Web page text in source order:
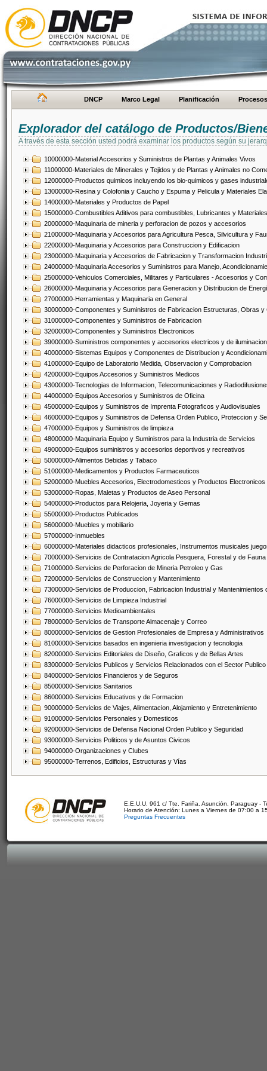
DNCP Marco Legal Planificación Procesos
Explorador del catálogo de Productos/
A través de esta sección usted podrá examinar los productos según su
10000000-Material Accesorios y Suministros de Plantas y Animales Vivos
11000000-Materiales de Minerales y Tejidos y de Plantas y Animales no
12000000-Productos quimicos incluyendo los bio-quimicos y gases
13000000-Resina y Colofonia y Caucho y Espuma y Pelicula y Materiales
14000000-Materiales y Productos de Papel
15000000-Combustibles Aditivos para combustibles, Lubricantes y
20000000-Maquinaria de mineria y perforacion de pozos y accesorios
21000000-Maquinaria y Accesorios para Agricultura Pesca, Silvicultura y
22000000-Maquinaria y Accesorios para Construccion y Edificacion
23000000-Maquinaria y Accesorios de Fabricacion y Transformacion
24000000-Maquinaria Accesorios y Suministros para Manejo,
25000000-Vehiculos Comerciales, Militares y Particulares - Accesorios y
26000000-Maquinaria y Accesorios para Generacion y Distribucion de
27000000-Herramientas y Maquinaria en General
30000000-Componentes y Suministros de Fabricacion Estructuras, Obras
31000000-Componentes y Suministros de Fabricacion
32000000-Componentes y Suministros Electronicos
39000000-Suministros componentes y accesorios electricos y de iluminacion
40000000-Sistemas Equipos y Componentes de Distribucion y
41000000-Equipo de Laboratorio Medida, Observacion y Comprobacion
42000000-Equipos Accesorios y Suministros Medicos
43000000-Tecnologias de Informacion, Telecomunicaciones y
44000000-Equipos Accesorios y Suministros de Oficina
45000000-Equipos y Suministros de Imprenta Fotograficos y Audiovisuales
46000000-Equipos y Suministros de Defensa Orden Publico, Proteccion y
47000000-Equipos y Suministros de limpieza
48000000-Maquinaria Equipo y Suministros para la Industria de Servicios
49000000-Equipos suministros y accesorios deportivos y recreativos
50000000-Alimentos Bebidas y Tabaco
51000000-Medicamentos y Productos Farmaceuticos
52000000-Muebles Accesorios, Electrodomesticos y Productos Electronicos
53000000-Ropas, Maletas y Productos de Aseo Personal
54000000-Productos para Relojeria, Joyeria y Gemas
55000000-Productos Publicados
56000000-Muebles y mobiliario
57000000-Inmuebles
60000000-Materiales didacticos profesionales, Instrumentos musicales
70000000-Servicios de Contratacion Agricola Pesquera, Forestal y de Fauna
71000000-Servicios de Perforacion de Mineria Petroleo y Gas
72000000-Servicios de Construccion y Mantenimiento
73000000-Servicios de Produccion, Fabricacion Industrial y Mantenimientos
76000000-Servicios de Limpieza Industrial
77000000-Servicios Medioambientales
78000000-Servicios de Transporte Almacenaje y Correo
80000000-Servicios de Gestion Profesionales de Empresa y Administrativos
81000000-Servicios basados en ingenieria investigacion y tecnologia
82000000-Servicios Editoriales de Diseño, Graficos y de Bellas Artes
83000000-Servicios Publicos y Servicios Relacionados con el Sector Publico
84000000-Servicios Financieros y de Seguros
85000000-Servicios Sanitarios
86000000-Servicios Educativos y de Formacion
90000000-Servicios de Viajes, Alimentacion, Alojamiento y Entretenimiento
91000000-Servicios Personales y Domesticos
92000000-Servicios de Defensa Nacional Orden Publico y Seguridad
93000000-Servicios Politicos y de Asuntos Civicos
94000000-Organizaciones y Clubes
95000000-Terrenos, Edificios, Estructuras y Vías
E.E.U.U. 961 c/ Tte. Fariña. Asunción, Paraguay -
Horario de Atención: Lunes a Viernes de 07:00 a
Preguntas Frecuentes